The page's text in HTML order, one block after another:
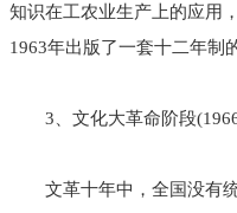
知识在工农业生产上的应用
1963年出版了一套十二年制
3、文化大革命阶段
文革十年中，全国没有